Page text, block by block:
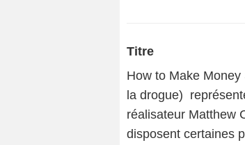
Titre
How to Make
la drogue)
réalisateur Matthew
disposent certaines